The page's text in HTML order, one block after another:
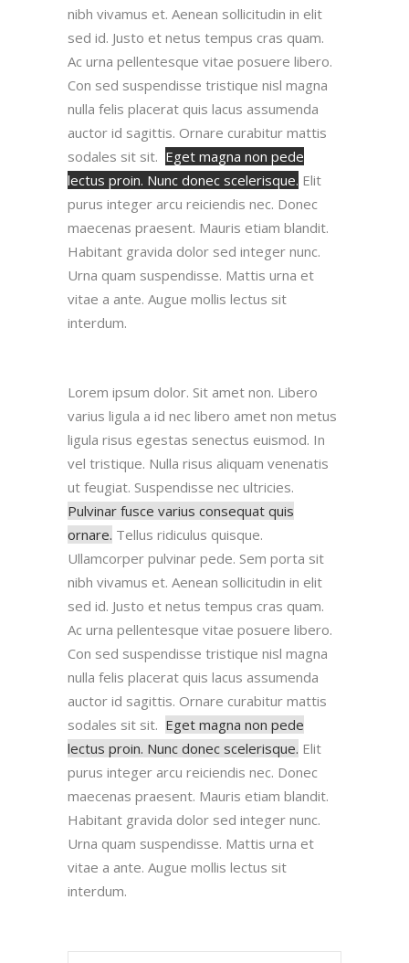
nibh vivamus et. Aenean sollicitudin in elit
sed id. Justo et netus tempus cras quam.
Ac urna pellentesque vitae posuere libero.
Con sed suspendisse tristique nisl magna
nulla felis placerat quis lacus assumenda
auctor id sagittis. Ornare curabitur mattis
sodales sit sit. Eget magna non pede
lectus proin. Nunc donec scelerisque. Elit
purus integer arcu reiciendis nec. Donec
maecenas praesent. Mauris etiam blandit.
Habitant gravida dolor sed integer nunc.
Urna quam suspendisse. Mattis urna et
vitae a ante. Augue mollis lectus sit
interdum.
Lorem ipsum dolor. Sit amet non. Libero
varius ligula a id nec libero amet non metus
ligula risus egestas senectus euismod. In
vel tristique. Nulla risus aliquam venenatis
ut feugiat. Suspendisse nec ultricies.
Pulvinar fusce varius consequat quis
ornare. Tellus ridiculus quisque.
Ullamcorper pulvinar pede. Sem porta sit
nibh vivamus et. Aenean sollicitudin in elit
sed id. Justo et netus tempus cras quam.
Ac urna pellentesque vitae posuere libero.
Con sed suspendisse tristique nisl magna
nulla felis placerat quis lacus assumenda
auctor id sagittis. Ornare curabitur mattis
sodales sit sit. Eget magna non pede
lectus proin. Nunc donec scelerisque. Elit
purus integer arcu reiciendis nec. Donec
maecenas praesent. Mauris etiam blandit.
Habitant gravida dolor sed integer nunc.
Urna quam suspendisse. Mattis urna et
vitae a ante. Augue mollis lectus sit
interdum.